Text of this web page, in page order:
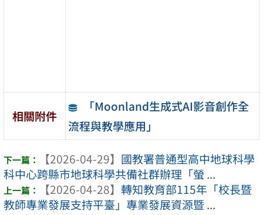
相關附件
「Moonland生成式AI影音創作全
流程與教學應用」
【2026-04-29】 國教署普通型高中地球科學
科中心跨縣市地球科學共備社群辦理「螢 ...
【2026-04-28】 轉知教育部115年「校長暨
教師專業發展支持平臺」專業發展資源暨 ...